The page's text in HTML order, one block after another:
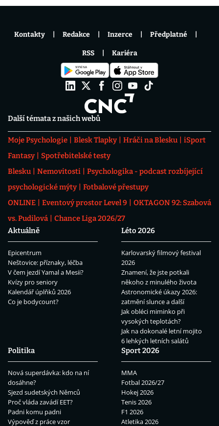
Další témata z našich webů
Moje Psychologie Blesk Tlapky Hráči na Blesku
iSport
Fantasy
Spotřebitelské testy
Blesku
Nemovitosti
Psychologika - podcast rozbíjející
psychologické mýty
Fotbalové přestupy
ONLINE
Eventový prostor Level 9
OKTAGON 92: Szabová
vs. Pudilová
Chance Liga 2026/27
Aktuálně
Epicentrum
Neštovice: příznaky, léčba
V čem jezdí Yamal a Mesii?
Kvízy pro seniory
Kalendář úplňků 2026
Co je bodycount?
Léto 2026
Karlovarský filmový festival
2026
Znamení, že jste potkali
někoho z minulého života
Astronomické úkazy 2026:
zatmění slunce a další
Jak obléci miminko při
vysokých teplotách?
Jak na dokonalé letní mojito
6 lehkých letních salátů
Politika
Nová superdávka: kdo na ní
dosáhne?
Sjezd sudetských Němců
Proč vláda zavádí EET?
Padni komu padni
Výpověď z práce vzor
Sport 2026
MMA
Fotbal 2026/27
Hokej 2026
Tenis 2026
F1 2026
Atletika 2026
Kontakty Redakce Inzerce Předplatné
RSS Kariéra